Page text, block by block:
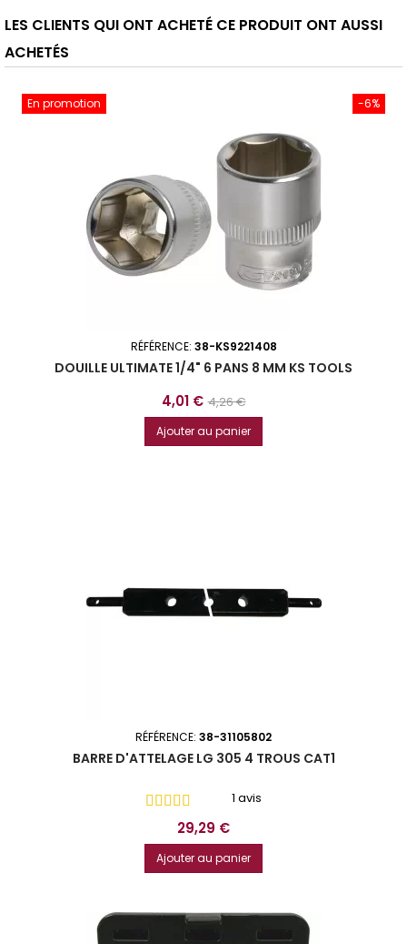
LES CLIENTS QUI ONT ACHETÉ CE PRODUIT ONT AUSSI
ACHETÉS
-6%
En promotion
RÉFÉRENCE: 38-KS9221408
DOUILLE ULTIMATE 1/4" 6 PANS 8 MM KS TOOLS
Prix
4,01 € Prix
de
base
4,26 €
Ajouter au panier
RÉFÉRENCE: 38-31105802
BARRE D'ATTELAGE LG 305 4 TROUS CAT1
1 avis
Prix
29,29 €
Ajouter au panier